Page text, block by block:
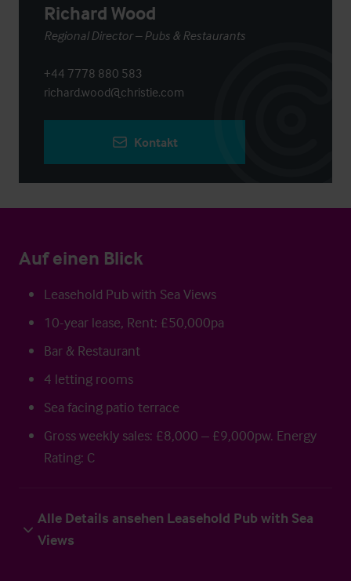
Richard Wood
Regional Director – Pubs & Restaurants
+44 7778 880 583
richard.wood@christie.com
Kontakt
Auf einen Blick
Leasehold Pub with Sea Views
10-year lease, Rent: £50,000pa
Bar & Restaurant
4 letting rooms
Sea facing patio terrace
Gross weekly sales: £8,000 – £9,000pw. Energy
Rating: C
Alle Details ansehen Leasehold Pub with Sea
Views